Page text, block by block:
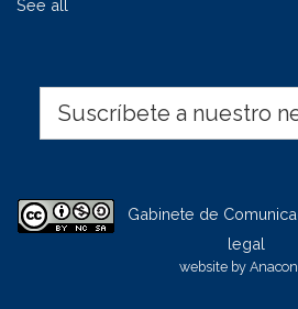
See all
Suscríbete a nuestro
Gabinete de
legal
website by